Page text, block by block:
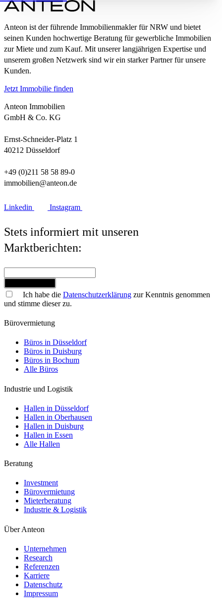
Anteon ist der führende Immobilienmakler für NRW und bietet
seinen Kunden hochwertige Beratung für gewerbliche Immobilien
zur Miete und zum Kauf. Mit unserer langjährigen Expertise und
unserem großen Netzwerk sind wir ein starker Partner für unsere
Kunden.
Jetzt Immobilie finden
Anteon Immobilien
GmbH & Co. KG
Ernst-Schneider-Platz 1
40212 Düsseldorf
+49 (0)211 58 58 89-0
immobilien@anteon.de
Linkedin Instagram
Stets informiert mit unseren
Marktberichten:
Ich habe die Datenschutzerklärung zur Kenntnis genommen
und stimme dieser zu.
Bürovermietung
Büros in Düsseldorf
Büros in Duisburg
Büros in Bochum
Alle Büros
Industrie und Logistik
Hallen in Düsseldorf
Hallen in Oberhausen
Hallen in Duisburg
Hallen in Essen
Alle Hallen
Beratung
Investment
Bürovermietung
Mieterberatung
Industrie & Logistik
Über Anteon
Unternehmen
Research
Referenzen
Karriere
Datenschutz
Impressum